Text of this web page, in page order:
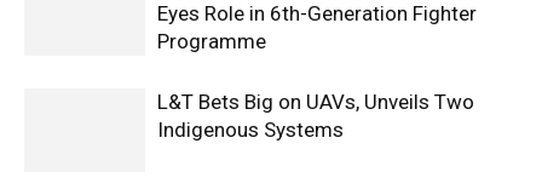
Eyes Role in 6th-Generation Fighter
Programme
L&T Bets Big on UAVs, Unveils Two
Indigenous Systems